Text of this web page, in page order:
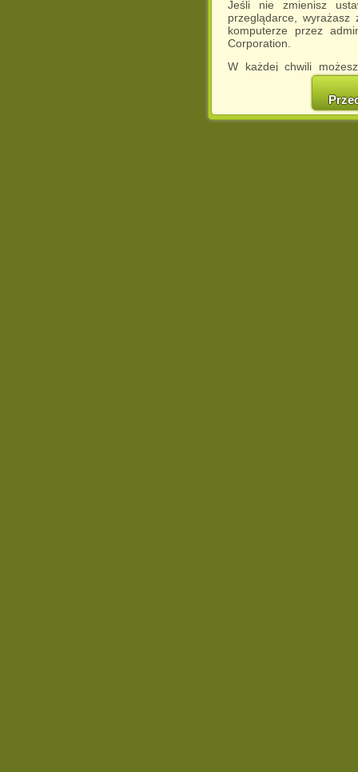
Jeśli nie zmienisz
przeglądarce,
komputerze przez
Corporation.
W każdej chwili
cookies w swojej
w naszej
http://chomikuj.pl/